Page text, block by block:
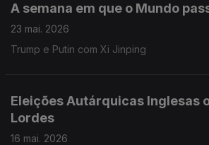
A semana em que o Mundo
23 mai. 2026
Trump e Putin com Xi Jinping
Eleições Autárquicas Inglesas
Lordes
16 mai. 2026